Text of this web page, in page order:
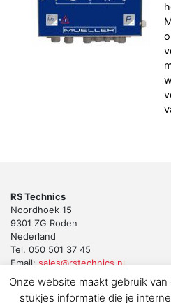
RS Technics
Noordhoek 15
9301 ZG Roden
Nederland
Tel. 050 501 37 45
Email: sales@rstechnics.nl
Copyright 2018 by RS Technics BV.
Download de privacyverklaring voor
Onze website maakt gebruik
stukjes informatie die je